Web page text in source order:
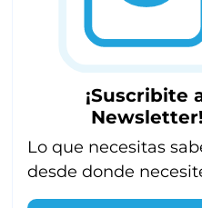
¡Suscribite
Newsletter!
Lo que necesitas
desde donde